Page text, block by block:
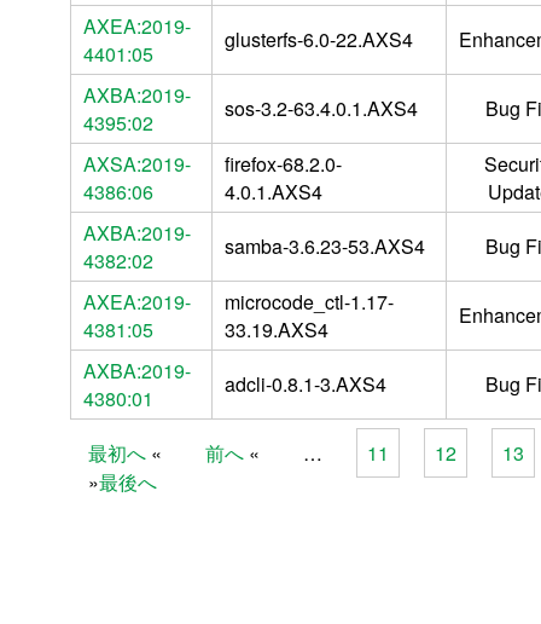
AXEA:2019-
4401:05
glusterfs-6.0-22.AXS4
AXBA:2019-
4395:02
sos-3.2-63.4.0.1.AXS4
Bug
AXSA:2019-
4386:06
firefox-68.2.0-
4.0.1.AXS4
AXBA:2019-
4382:02
samba-3.6.23-53.AXS4
Bug
AXEA:2019-
4381:05
microcode_ctl-1.17-
33.19.AXS4
AXBA:2019-
4380:01
adcli-0.8.1-3.AXS4 Bug
Pages
最初へ 前へ … 11 12
13
最後へ